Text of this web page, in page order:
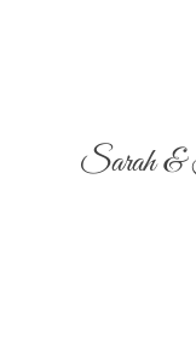
Sarah &